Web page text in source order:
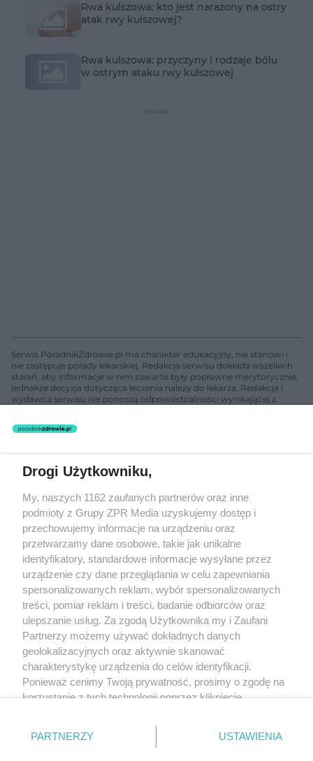
Rwa kulszowa: kto jest narażony na ostry
atak rwy kulszowej?
Rwa kulszowa: przyczyny i rodzaje bólu
w ostrym ataku rwy kulszowej
Serwis PoradnikZdrowie.pl ma charakter edukacyjny, nie stanowi i
nie zastępuje porady lekarskiej. Redakcja serwisu dokłada wszelkich
starań, aby informacje w nim zawarte były poprawne merytorycznie,
jednakże decyzja dotycząca leczenia należy do lekarza. Redakcja i
wydawca serwisu nie ponoszą odpowiedzialności wynikającej z
świadczeń zdrowotnych w rozumieniu art. 3 ust 1 ustawy o
rozpowszechniany lub dalej rozpowszechniany w jakikolwiek sposób
(w tym także elektroniczny lub mechaniczny) na jakimkolwiek polu
eksploatacji w jakiejkolwiek formie, włącznie z umieszczaniem w
Internecie bez pisemnej zgody właściciela praw. Jakiekolwiek użycie
lub wykorzystanie utworów w całości lub w części z naruszeniem
prawa, tzn. bez właściwej zgody, jest zabronione pod groźbą kary i
może być ścigane prawnie.
O nas
Informacje prawne
Nasze serwisy
Drogi Użytkowniku,
My, naszych 1162 zaufanych partnerów oraz inne
podmioty z Grupy ZPR Media uzyskujemy dostęp i
przechowujemy informacje na urządzeniu oraz
przetwarzamy dane osobowe, takie jak unikalne
identyfikatory, standardowe informacje wysyłane przez
urządzenie czy dane przeglądania w celu zapewniania
spersonalizowanych reklam, wybór spersonalizowanych
treści, pomiar reklam i treści, badanie odbiorców oraz
ulepszanie usług. Za zgodą Użytkownika my i Zaufani
Partnerzy możemy używać dokładnych danych
geolokalizacyjnych oraz aktywnie skanować
charakterystykę urządzenia do celów identyfikacji.
Ponieważ cenimy Twoją prywatność, prosimy o zgodę na
korzystanie z tych technologii poprzez kliknięcie
zmienić/wycofać klikając przycisk ustawień prywatności
znajdujący się w lewym dolnym rogu strony
PARTNERZY USTAWIENIA